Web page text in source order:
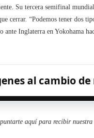
Su tercera semifinal
cerrar. “Podemos tener dos
Inglaterra en Yokohama
al cambio
aquí para recibir